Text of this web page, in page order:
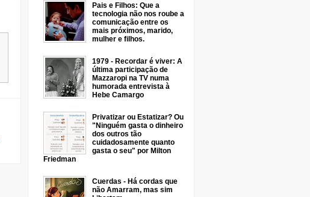
Pais e Filhos: Que a
tecnologia não nos roube a
comunicação entre os
mais próximos, marido,
mulher e filhos.
1979 - Recordar é viver: A
última participação de
Mazzaropi na TV numa
humorada entrevista à
Hebe Camargo
Privatizar ou Estatizar? Ou
"Ninguém gasta o dinheiro
dos outros tão
cuidadosamente quanto
gasta o seu" por Milton
Friedman
Cuerdas - Há cordas que
não Amarram, mas sim